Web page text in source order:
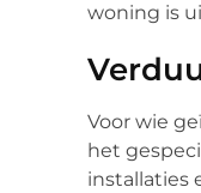
woning is
Voor wie
het
installaties